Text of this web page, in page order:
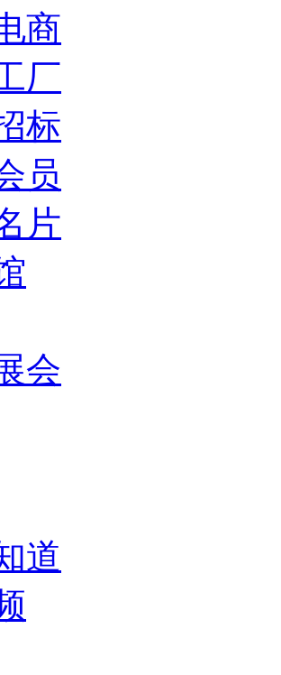
商
厂
标
员
片
会
道